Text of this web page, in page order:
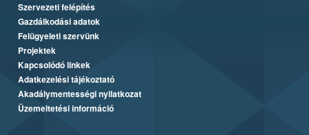
Szervezeti felépítés
Gazdálkodási adatok
Felügyeleti szervünk
Projektek
Kapcsolódó linkek
Adatkezelési tájékoztató
Akadálymentességi nyilatkozat
Üzemeltetési információ